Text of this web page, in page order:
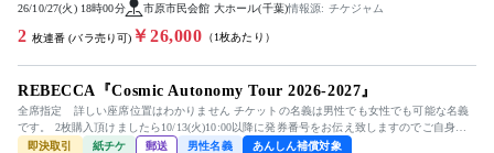
26/10/27(火) 18時00分 市原市民会館 大ホール(千葉)情報源: チケジャム
2 枚連番 (バラ売り可) ￥26,000 （1枚あたり）
REBECCA『Cosmic Autonomy Tour 2026-2027』
全席指定 詳しい座席位置はわかりません チケットの名義は男性でも女性でも可能な名義
です。 2枚購入頂けましたら10/13(火)10:00以降に発券番号をお伝え致しますのでご自身で
コンビニ(ロー...
即決取引 紙チケ 郵送 男性名義 あんしん補償対象